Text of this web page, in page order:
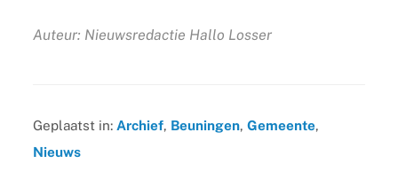
Auteur: Nieuwsredactie Hallo Losser
Geplaatst in: Archief, Beuningen, Gemeente,
Nieuws